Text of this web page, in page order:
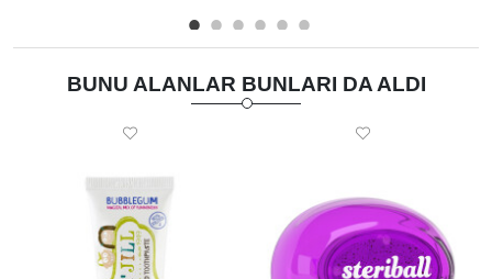
BUNU ALANLAR BUNLARI DA ALDI